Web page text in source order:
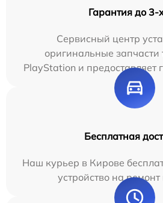
Гарантия до 3-
Сервисный центр
оригинальные запчасти
PlayStation и предоставляет
Бесплатная
Наш курьер в Кирове
устройство на